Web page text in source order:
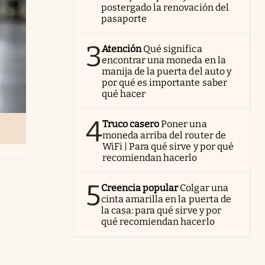
postergado la renovación del
pasaporte
3AtenciónQué significa
encontrar una moneda en la
manija de la puerta del auto y
por qué es importante saber
qué hacer
4Truco caseroPoner una
moneda arriba del router de
WiFi | Para qué sirve y por qué
recomiendan hacerlo
5Creencia popularColgar una
cinta amarilla en la puerta de
la casa: para qué sirve y por
qué recomiendan hacerlo